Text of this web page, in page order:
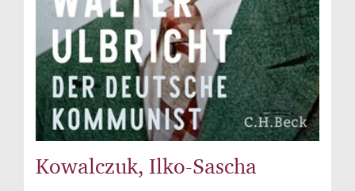
Kowalczuk, Ilko-Sascha